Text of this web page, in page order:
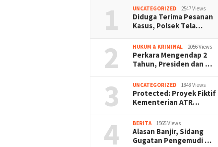
1 UNCATEGORIZED 2547 Views
Diduga Terima Pesanan
Kasus, Polsek Tela…
2 HUKUM & KRIMINAL 2056 Views
Perkara Mengendap 2
Tahun, Presiden dan …
3 UNCATEGORIZED 1848 Views
Protected: Proyek Fiktif
Kementerian ATR…
4 BERITA 1565 Views
Alasan Banjir, Sidang
Gugatan Pengemudi …